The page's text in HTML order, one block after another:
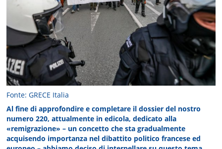
Fonte: GRECE Italia
Al fine di approfondire e completare il dossier del nostro
numero 220, attualmente in edicola, dedicato alla
«remigrazione» – un concetto che sta gradualmente
acquisendo importanza nel dibattito politico francese ed